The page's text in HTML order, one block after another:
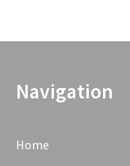
Navigation
Home